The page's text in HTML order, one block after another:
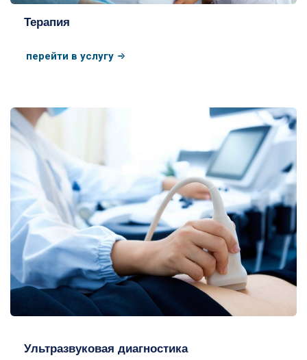
Терапия
перейти в услугу
Ультразвуковая диагностика